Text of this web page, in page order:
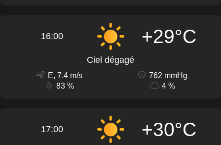
16:00 +29°C
Ciel dégagé
E, 7.4 m/s
762 mmHg
83 %
4 %
17:00 +30°C